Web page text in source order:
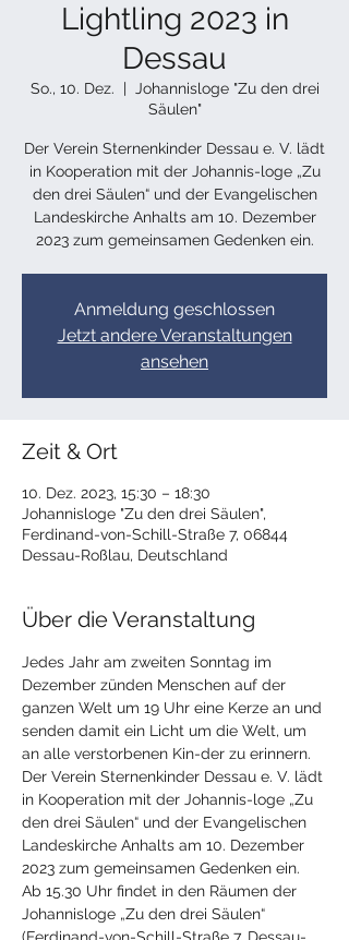
Lightling 2023 in
Dessau
So., 10. Dez.
  |
Johannisloge "Zu den drei
Säulen"
Der Verein Sternenkinder Dessau e. V. lädt
in Kooperation mit der Johannis-loge „Zu
den drei Säulen“ und der Evangelischen
Landeskirche Anhalts am 10. Dezember
2023 zum gemeinsamen Gedenken ein.
Anmeldung geschlossen
Jetzt andere Veranstaltungen
ansehen
Zeit & Ort
10. Dez. 2023, 15:30 – 18:30
Johannisloge "Zu den drei Säulen",
Ferdinand-von-Schill-Straße 7, 06844
Dessau-Roßlau, Deutschland
Über die Veranstaltung
Jedes Jahr am zweiten Sonntag im
Dezember zünden Menschen auf der
ganzen Welt um 19 Uhr eine Kerze an und
senden damit ein Licht um die Welt, um
an alle verstorbenen Kin-der zu erinnern.
Der Verein Sternenkinder Dessau e. V. lädt
in Kooperation mit der Johannis-loge „Zu
den drei Säulen“ und der Evangelischen
Landeskirche Anhalts am 10. Dezember
2023 zum gemeinsamen Gedenken ein.
Ab 15.30 Uhr findet in den Räumen der
Johannisloge „Zu den drei Säulen“